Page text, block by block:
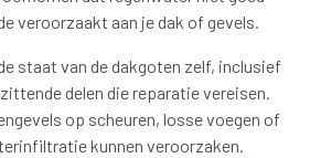
veroorzaakt aan je dak of gevels.
staat van de dakgoten zelf, inclusief
delen die reparatie vereisen.
op scheuren, losse voegen of
kunnen veroorzaken.